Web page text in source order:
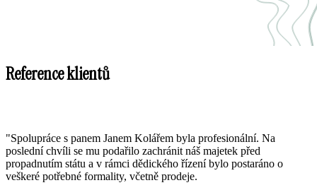
Reference klientů
"Spolupráce s panem Janem Kolářem byla profesionální. Na
poslední chvíli se mu podařilo zachránit náš majetek před
propadnutím státu a v rámci dědického řízení bylo postaráno o
veškeré potřebné formality, včetně prodeje.